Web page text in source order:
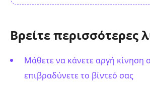
Βρείτε περισσότερες
Μάθετε να κάνετε αργή κίνηση
επιβραδύνετε το βίντεό σας